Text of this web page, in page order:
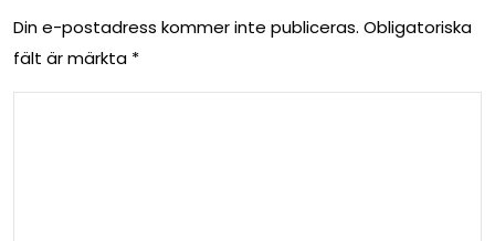
ta
r
Din e-postadress kommer inte publiceras. Obligatoriska
fält är märkta *